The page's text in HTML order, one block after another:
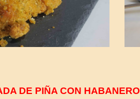
DE PIÑA CON HABANERO